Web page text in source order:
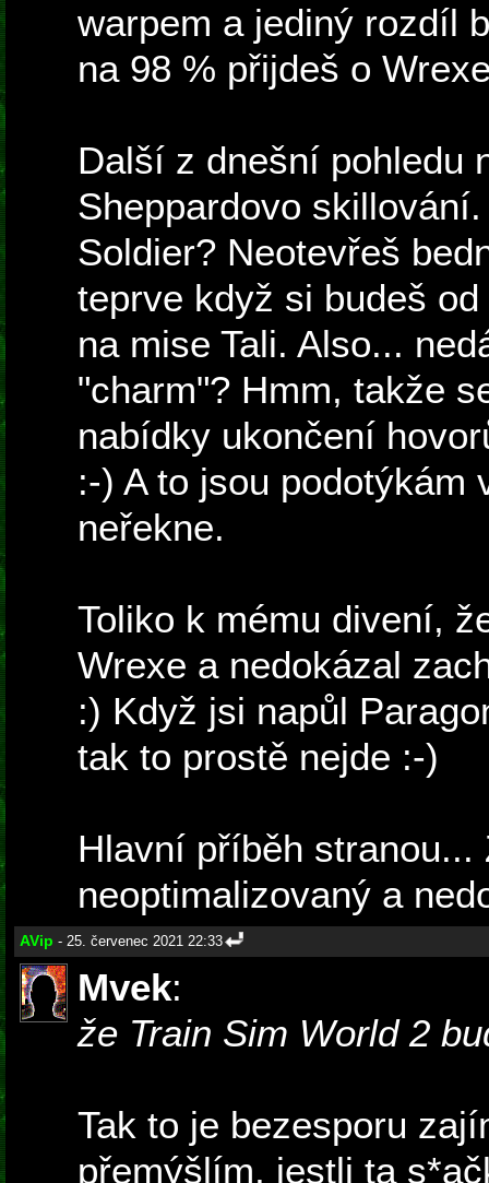
warpem a jediný rozdíl
na 98 % přijdeš o
Další z dnešní pohledu
Sheppardovo
Soldier? Neotevřeš
teprve když si budeš
na mise Tali. Also...
"charm"? Hmm, takže
nabídky ukončení
:-) A to jsou podotýkám
neřekne.
Toliko k mému divení,
Wrexe a nedokázal
:) Když jsi napůl
tak to prostě nejde :-)
Hlavní příběh
neoptimalizovaný a
AVip - 25. červenec 2021 22:33
Mvek:
že Train Sim World 2
Tak to je bezesporu
přemýšlím, jestli ta